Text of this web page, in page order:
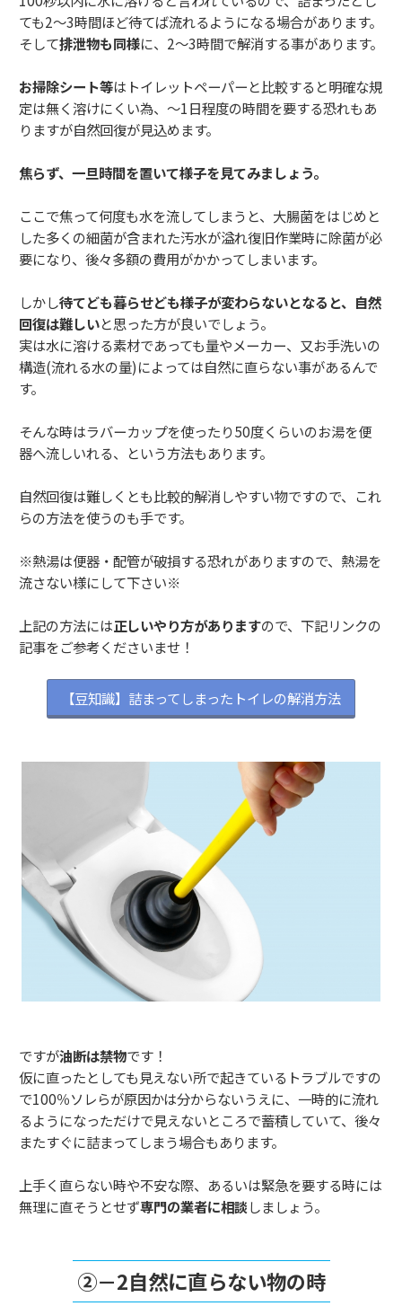
ても2～3時間ほど待てば流れるようになる場合があります。
そして排泄物も同様に、2～3時間で解消する事があります。
お掃除シート等はトイレットペーパーと比較すると明確な規
定は無く溶けにくい為、～1日程度の時間を要する恐れもあ
りますが自然回復が見込めます。
焦らず、一旦時間を置いて様子を見てみましょう。
ここで焦って何度も水を流してしまうと、大腸菌をはじめと
した多くの細菌が含まれた汚水が溢れ復旧作業時に除菌が必
要になり、後々多額の費用がかかってしまいます。
しかし待てども暮らせども様子が変わらないとなると、 自然
回復は難しいと思った方が良いでしょう。
実は水に溶ける素材であっても量やメーカー、又お手洗いの
構造(流れる水の量)によっては自然に直らない事があるんで
す。
そんな時はラバーカップを使ったり50度くらいのお湯を便
器へ流しいれる、という方法もあります。
自然回復は難しくとも比較的解消しやすい物ですので、これ
らの方法を使うのも手です。
※熱湯は便器・配管が破損する恐れがありますので、熱湯を
流さない様にして下さい※
上記の方法には正しいやり方がありますので、下記リンクの
記事をご参考くださいませ！
【豆知識】詰まってしまったトイレの解消方法
ですが油断は禁物です！
仮に直ったとしても見えない所で起きているトラブルですの
で100％ソレらが原因かは分からないうえに、一時的に流れ
るようになっただけで見えないところで蓄積していて、後々
またすぐに詰まってしまう場合もあります。
上手く直らない時や不安な際、あるいは緊急を要する時には
無理に直そうとせず専門の業者に相談しましょう。
②－2自然に直らない物の時